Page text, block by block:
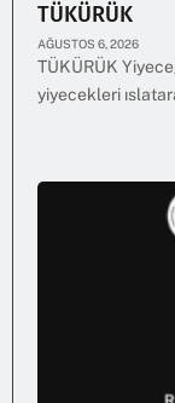
TÜKÜRÜK
AĞUSTOS 6, 2026
TÜKÜRÜK
yiyecekleri